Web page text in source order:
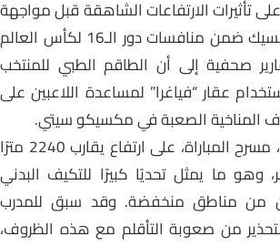
تأثيرات الارتفاعات الشاهقة قبل مواجهة
حاسمة ضد المكسيك ضمن منافسات دور الـ16 لكأس العالم
صحفية إلى أن الطاقم الطبي للمنتخب
عقار “فياغرا” لمساعدة اللاعبين على
المناخية الصعبة في مكسيكو سيتي.
يقع ملعب أزتيكا، مسرح المباراة، على ارتفاع يقارب 2240 مترًا
ما يمثل تحديًا كبيرًا للتكيف البدني
من مناطق منخفضة. وقد سبق للمدرب
من صعوبة التأقلم مع هذه الظروف،